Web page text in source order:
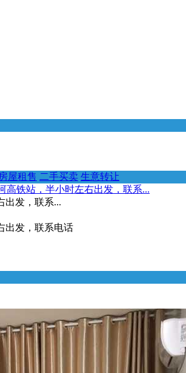
房屋租售 二手买卖 生意转让
高铁站，半小时左右出发，联系...
出发，联系...
出发，联系电话